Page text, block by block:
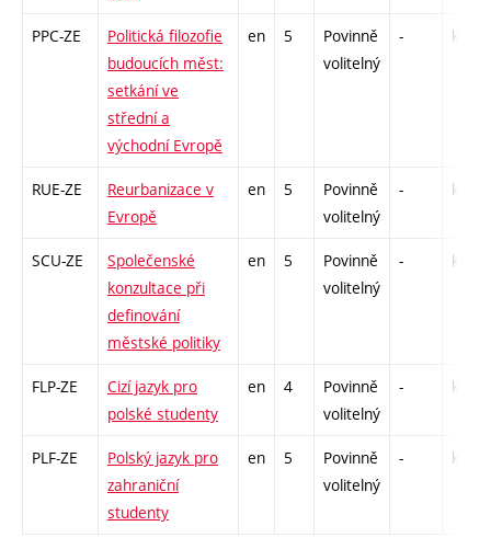
PPC-ZE
Politická filozofie
budoucích měst:
setkání ve
střední a
východní Evropě
en 5
Povinně
volitelný
- kl
RUE-ZE
Reurbanizace v
Evropě
en 5
Povinně
volitelný
- kl
SCU-ZE
Společenské
konzultace při
definování
městské politiky
en 5
Povinně
volitelný
- kl
FLP-ZE
Cizí jazyk pro
polské studenty
en 4
Povinně
volitelný
- kl
PLF-ZE
Polský jazyk pro
zahraniční
studenty
en 5
Povinně
volitelný
- kl